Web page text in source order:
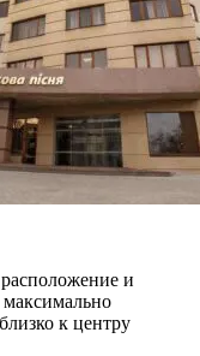
и
максимально
к центру